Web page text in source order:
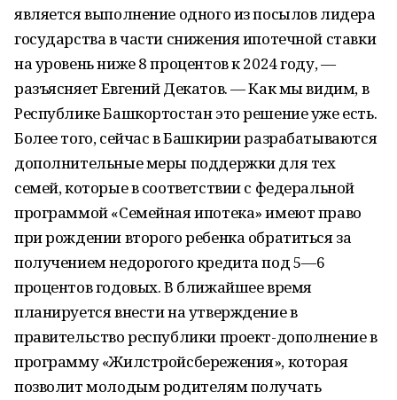
является выполнение одного из посылов лидера
государства в части снижения ипотечной ставки
на уровень ниже 8 процентов к 2024 году, —
разъясняет Евгений Декатов. — Как мы видим, в
Республике Башкортостан это решение уже есть.
Более того, сейчас в Башкирии разрабатываются
дополнительные меры поддержки для тех
семей, которые в соответствии с федеральной
программой «Семейная ипотека» имеют право
при рождении второго ребенка обратиться за
получением недорогого кредита под 5—6
процентов годовых. В ближайшее время
планируется внести на утверждение в
правительство республики проект-дополнение в
программу «Жилстройсбережения», которая
позволит молодым родителям получать